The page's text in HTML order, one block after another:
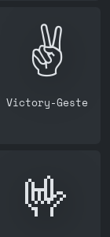
✌️
Victory-Geste
🤟